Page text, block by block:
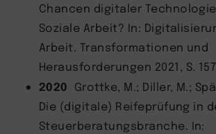
Chancen digitaler
Soziale Arbeit? In:
Arbeit. Transformationen und
Herausforderungen 2021, S.
2020 Grottke, M.; Diller, M.;
Die (digitale) Reifeprüfung in
Steuerberatungsbranche. In: